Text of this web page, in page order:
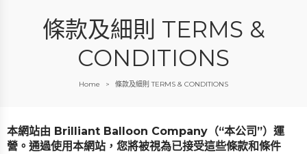
條款及細則 TERMS &
CONDITIONS
Home > 條款及細則 TERMS & CONDITIONS
本網站由 Brilliant Balloon Company（“本公司”）運
營。通過使用本網站，您將被視為已接受這些條款和條件